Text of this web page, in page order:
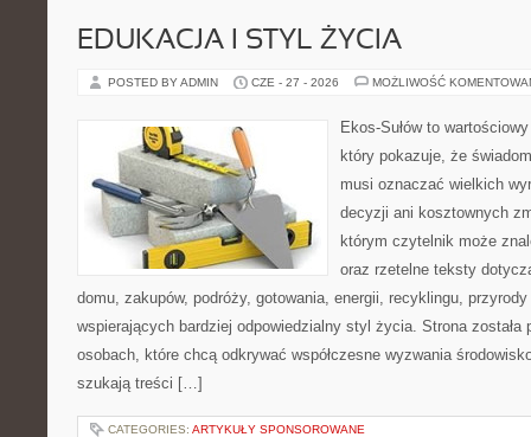
EDUKACJA I STYL ŻYCIA
POSTED BY ADMIN CZE - 27 - 2026 MOŻLIWOŚĆ
Ekos-Sułów to
który pokazuje, że
musi oznaczać wielkich
decyzji ani kosztownych
którym czytelnik może
oraz rzetelne teksty
domu, zakupów, podróży, gotowania, energii, recyklingu,
wspierających bardziej odpowiedzialny styl życia. Strona została
osobach, które chcą odkrywać współczesne wyzwania
szukają treści […]
CATEGORIES: ARTYKUŁY SPONSOROWANE